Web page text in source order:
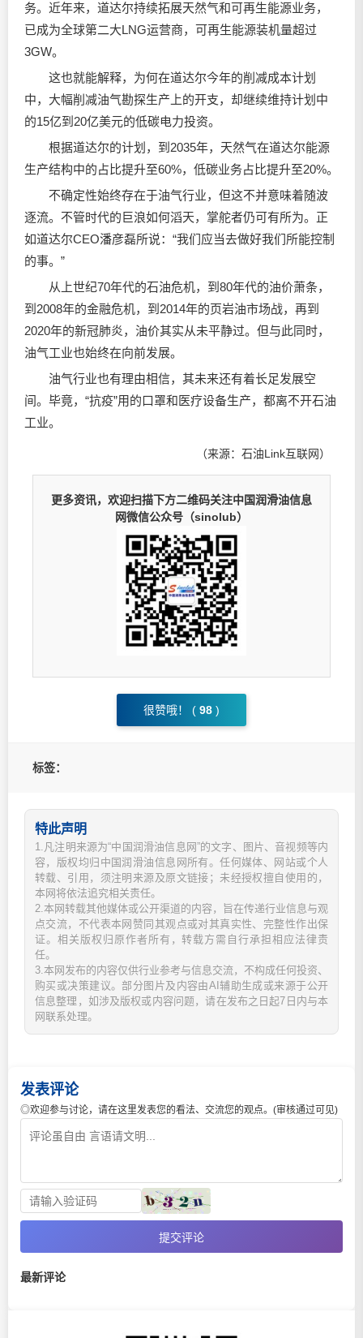
务。近年来，道达尔持续拓展天然气和可再生能源业务，
已成为全球第二大LNG运营商，可再生能源装机量超过
3GW。
这也就能解释，为何在道达尔今年的削减成本计划
中，大幅削减油气勘探生产上的开支，却继续维持计划中
的15亿到20亿美元的低碳电力投资。
根据道达尔的计划，到2035年，天然气在道达尔能源
生产结构中的占比提升至60%，低碳业务占比提升至20%。
不确定性始终存在于油气行业，但这不并意味着随波
逐流。不管时代的巨浪如何滔天，掌舵者仍可有所为。正
如道达尔CEO潘彦磊所说：“我们应当去做好我们所能控制
的事。”
从上世纪70年代的石油危机，到80年代的油价萧条，
到2008年的金融危机，到2014年的页岩油市场战，再到
2020年的新冠肺炎，油价其实从未平静过。但与此同时，
油气工业也始终在向前发展。
油气行业也有理由相信，其未来还有着长足发展空
间。毕竟，“抗疫”用的口罩和医疗设备生产，都离不开石油
工业。
（来源：石油Link互联网）
更多资讯，欢迎扫描下方二维码关注中国润滑油信息
网微信公众号（sinolub）
很赞哦！ ( 98 )
标签：
特此声明
1.凡注明来源为“中国润滑油信息网”的文字、图片、音视频等内
容，版权均归中国润滑油信息网所有。任何媒体、网站或个人
转载、引用，须注明来源及原文链接；未经授权擅自使用的，
本网将依法追究相关责任。
2.本网转载其他媒体或公开渠道的内容，旨在传递行业信息与观
点交流，不代表本网赞同其观点或对其真实性、完整性作出保
证。相关版权归原作者所有，转载方需自行承担相应法律责
任。
3.本网发布的内容仅供行业参考与信息交流，不构成任何投资、
购买或决策建议。部分图片及内容由AI辅助生成或来源于公开
信息整理，如涉及版权或内容问题，请在发布之日起7日内与本
网联系处理。
发表评论
◎欢迎参与讨论，请在这里发表您的看法、交流您的观点。(审核通过可见)
提交评论
最新评论